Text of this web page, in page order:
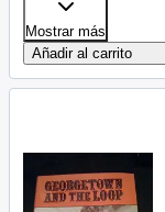
Mostrar más
Añadir al carrito